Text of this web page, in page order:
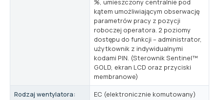
kątem umożliwiającym obserwację
parametrów pracy z pozycji
roboczej operatora. 2 poziomy
dostępu do funkcji – administrator,
użytkownik z indywidualnymi
kodami PIN. (Sterownik Sentinel™
GOLD, ekran LCD oraz przyciski
membranowe)
Rodzaj wentylatora:
EC (elektronicznie komutowany)